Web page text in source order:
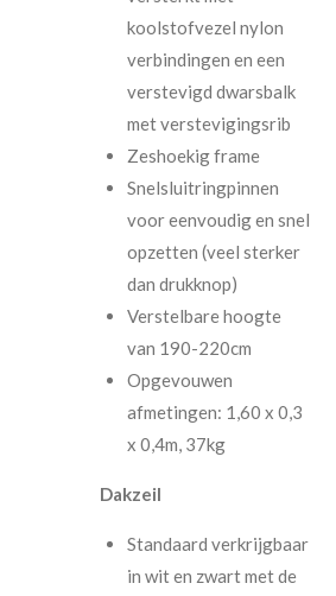
koolstofvezel nylon
verbindingen en een
verstevigd dwarsbalk
met verstevigingsrib
Zeshoekig frame
Snelsluitringpinnen
voor eenvoudig en snel
opzetten (veel sterker
dan drukknop)
Verstelbare hoogte
van 190-220cm
Opgevouwen
afmetingen: 1,60 x 0,3
x 0,4m, 37kg
Dakzeil
Standaard verkrijgbaar
in wit en zwart met de